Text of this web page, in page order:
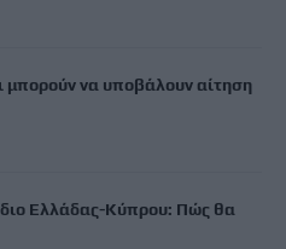
μπορούν να υποβάλουν αίτηση
Ελλάδας-Κύπρου: Πώς θα